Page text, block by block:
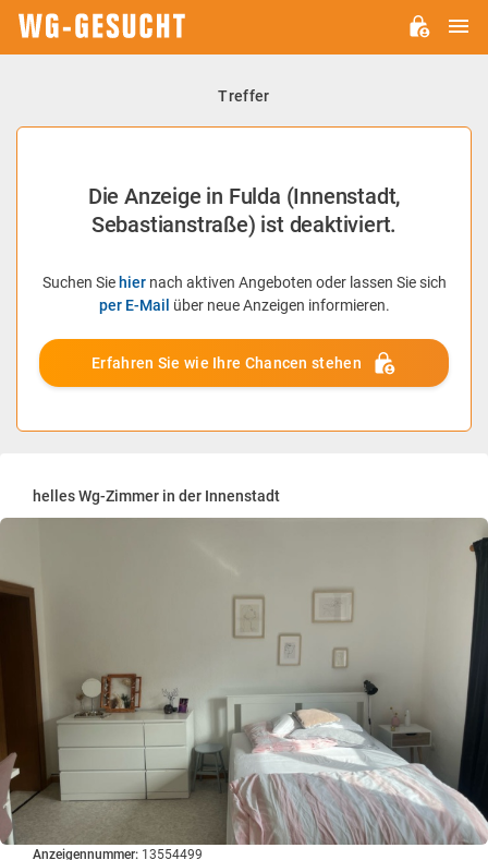
Treffer
Die Anzeige in Fulda (Innenstadt,
Sebastianstraße) ist deaktiviert.
Suchen Sie hiernach aktiven Angeboten oder lassen Sie sich
per E-Mail über neue Anzeigen informieren.
Erfahren Sie wie Ihre Chancen stehen
helles Wg-Zimmer in der Innenstadt
Anzeigennummer: 13554499